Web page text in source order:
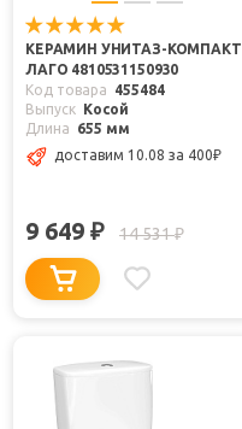
КЕРАМИН УНИТАЗ-КОМПАКТ
ЛАГО 4810531150930
Код товара
455484
Выпуск Косой
Длина
655 мм
доставим 10.08 за 400₽
9 649 ₽ 14 531₽